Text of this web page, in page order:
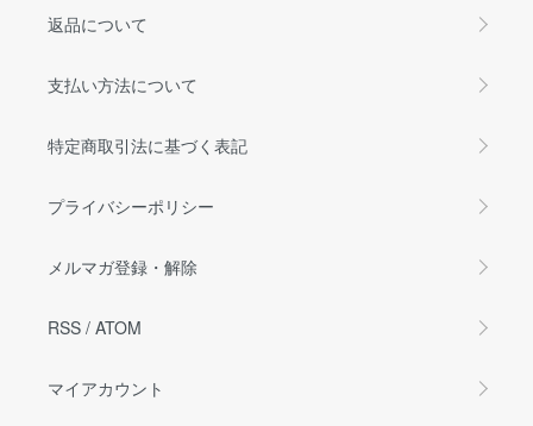
返品について
支払い方法について
特定商取引法に基づく表記
プライバシーポリシー
メルマガ登録・解除
RSS / ATOM
マイアカウント